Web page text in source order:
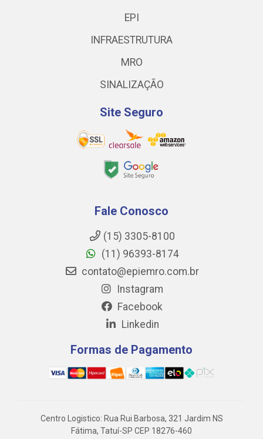
EPI
INFRAESTRUTURA
MRO
SINALIZAÇÃO
Site Seguro
Fale Conosco
(15) 3305-8100
(11) 96393-8174
contato@epiemro.com.br
Instagram
Facebook
Linkedin
Formas de Pagamento
Centro Logistico: Rua Rui Barbosa, 321 Jardim NS
Fátima, Tatuí-SP CEP 18276-460